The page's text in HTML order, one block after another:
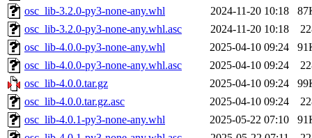
osc_lib-3.2.0-py3-none-any.whl
2024-11-20 10:18
osc_lib-3.2.0-py3-none-any.whl.asc
2024-11-20 10:18
osc_lib-4.0.0-py3-none-any.whl
2025-04-10 09:24
osc_lib-4.0.0-py3-none-any.whl.asc
2025-04-10 09:24
osc_lib-4.0.0.tar.gz
2025-04-10 09:24
osc_lib-4.0.0.tar.gz.asc
2025-04-10 09:24
osc_lib-4.0.1-py3-none-any.whl
2025-05-22 07:10